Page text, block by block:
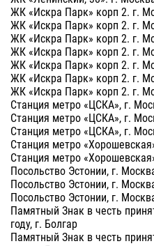
ЖК «Искра Парк» корп 2. г.
ЖК «Искра Парк» корп 2. г.
ЖК «Искра Парк» корп 2. г.
ЖК «Искра Парк» корп 2. г.
ЖК «Искра Парк» корп 2. г.
ЖК «Искра Парк» корп 2. г.
ЖК «Искра Парк» корп 2. г.
Станция метро «ЦСКА», г.
Станция метро «ЦСКА», г.
Станция метро «ЦСКА», г.
Станция метро
Станция метро
Посольство Эстонии, г.
Посольство Эстонии, г.
Посольство Эстонии, г.
Памятный Знак в честь
году, г. Болгар
Памятный Знак в честь